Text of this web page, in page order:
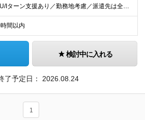
【U/Iターン支援あり／勤務地考慮／派遣先は全国36都府県】 引越補助、社員寮、住宅手当制度あり。U/Iターンも歓迎です！ ■東北エリア／青森・岩手・宮城・秋田・山形・福島 ■関東エリア／東京・埼玉
間以内
検討中に入れる
了予定日： 2026.08.24
1